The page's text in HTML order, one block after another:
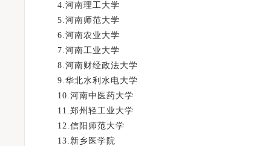
4.河南理工大学
5.河南师范大学
6.河南农业大学
7.河南工业大学
8.河南财经政法大学
9.华北水利水电大学
10.河南中医药大学
11.郑州轻工业大学
12.信阳师范大学
13.新乡医学院